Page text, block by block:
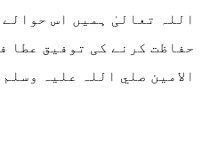
اللہ تعالیٰ ہمیں اس
حفاظت کرنے کی توفیق عطا
الامین صلي اللہ عليہ وسلم